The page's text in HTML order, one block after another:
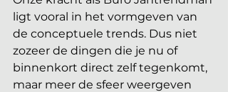
ligt vooral in het vormgeven van
de conceptuele trends. Dus niet
zozeer de dingen die je nu of
binnenkort direct zelf tegenkomt,
maar meer de sfeer weergeven